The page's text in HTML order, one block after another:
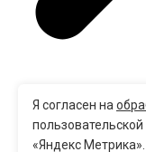
Я согласен на
«Яндекс